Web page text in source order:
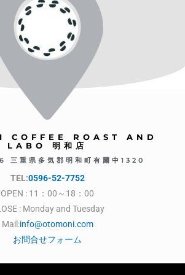
COFFEE ROAST AND
LABO 明和店
三重県多気郡明和町有爾中1320
TEL:0596-52-7752
OPEN : 11：00～18：00
: Monday and Tuesday
Mail:info@otomoni.com
お問合せフォーム